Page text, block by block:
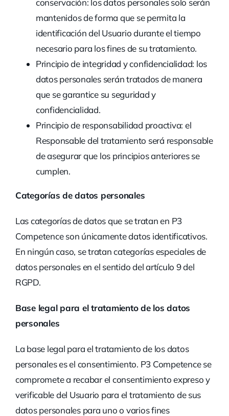
conservación: los datos personales solo serán
mantenidos de forma que se permita la
identificación del Usuario durante el tiempo
necesario para los fines de su tratamiento.
Principio de integridad y confidencialidad: los
datos personales serán tratados de manera
que se garantice su seguridad y
confidencialidad.
Principio de responsabilidad proactiva: el
Responsable del tratamiento será responsable
de asegurar que los principios anteriores se
cumplen.
Categorías de datos personales
Las categorías de datos que se tratan en P3
Competence son únicamente datos identificativos.
En ningún caso, se tratan categorías especiales de
datos personales en el sentido del artículo 9 del
RGPD.
Base legal para el tratamiento de los datos
personales
La base legal para el tratamiento de los datos
personales es el consentimiento. P3 Competence se
compromete a recabar el consentimiento expreso y
verificable del Usuario para el tratamiento de sus
datos personales para uno o varios fines